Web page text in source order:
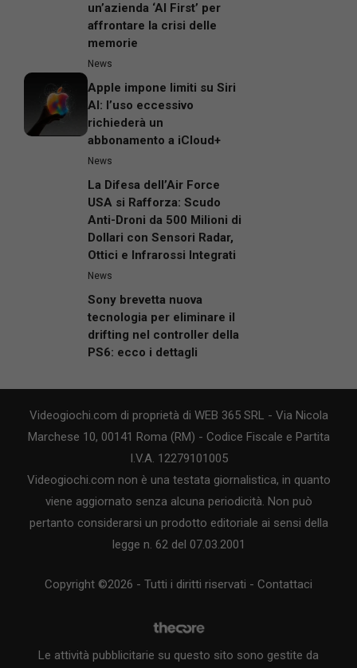
un’azienda ‘AI First’ per
affrontare la crisi delle
memorie
News
Apple impone limiti su Siri
AI: l’uso eccessivo
richiederà un
abbonamento a iCloud+
News
La Difesa dell’Air Force
USA si Rafforza: Scudo
Anti-Droni da 500 Milioni di
Dollari con Sensori Radar,
Ottici e Infrarossi Integrati
News
Sony brevetta nuova
tecnologia per eliminare il
drifting nel controller della
PS6: ecco i dettagli
Videogiochi.com di proprietà di WEB 365 SRL - Via Nicola
Marchese 10, 00141 Roma (RM) - Codice Fiscale e Partita
I.V.A. 12279101005
Videogiochi.com non è una testata giornalistica, in quanto
viene aggiornato senza alcuna periodicità. Non può
pertanto considerarsi un prodotto editoriale ai sensi della
legge n. 62 del 07.03.2001
Copyright ©2026 - Tutti i diritti riservati - Contattaci
Le attività pubblicitarie su questo sito sono gestite da